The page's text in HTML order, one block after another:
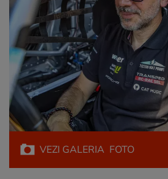
VEZI GALERIA FOTO